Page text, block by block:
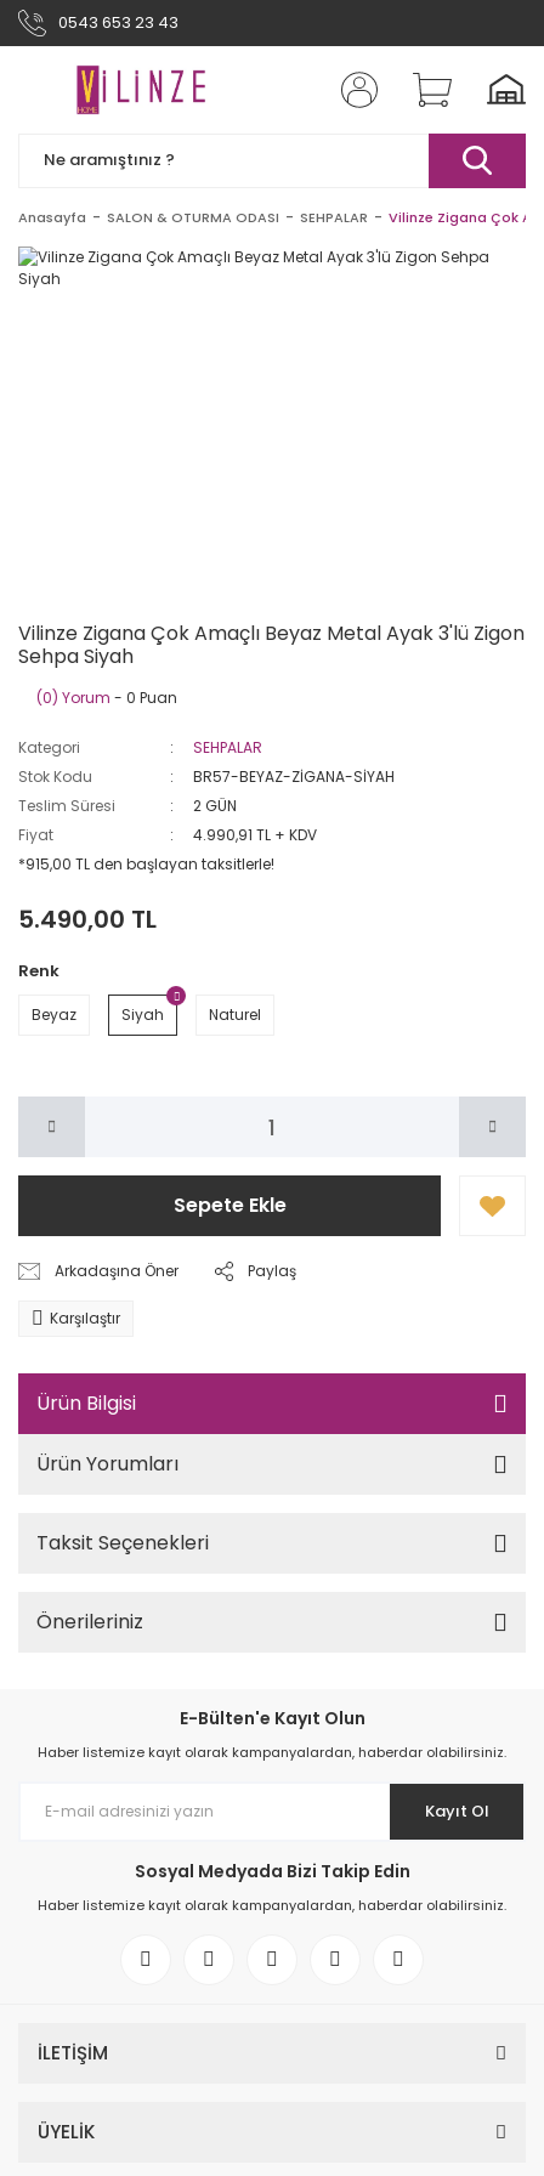
0543 653 23 43
Anasayfa SALON & OTURMA ODASI SEHPALAR Vilinze Zigana Çok
Vilinze Zigana Çok Amaçlı Beyaz Metal Ayak 3'lü Zigon
Sehpa Siyah
(0) Yorum - 0 Puan
Kategori
SEHPALAR
Stok Kodu
BR57-BEYAZ-ZİGANA-SİYAH
Teslim Süresi
2 GÜN
Fiyat
4.990,91 TL + KDV
*915,00 TL den başlayan taksitlerle!
5.490,00 TL
Renk
Beyaz Siyah Naturel
Sepete Ekle
Arkadaşına Öner Paylaş
Karşılaştır
Ürün Bilgisi
Ürün Yorumları
Taksit Seçenekleri
Önerileriniz
E-Bülten'e Kayıt Olun
Haber listemize kayıt olarak kampanyalardan, haberdar olabilirsiniz.
Kayıt Ol
Sosyal Medyada Bizi Takip Edin
Haber listemize kayıt olarak kampanyalardan, haberdar olabilirsiniz.
İLETİŞİM
ÜYELİK